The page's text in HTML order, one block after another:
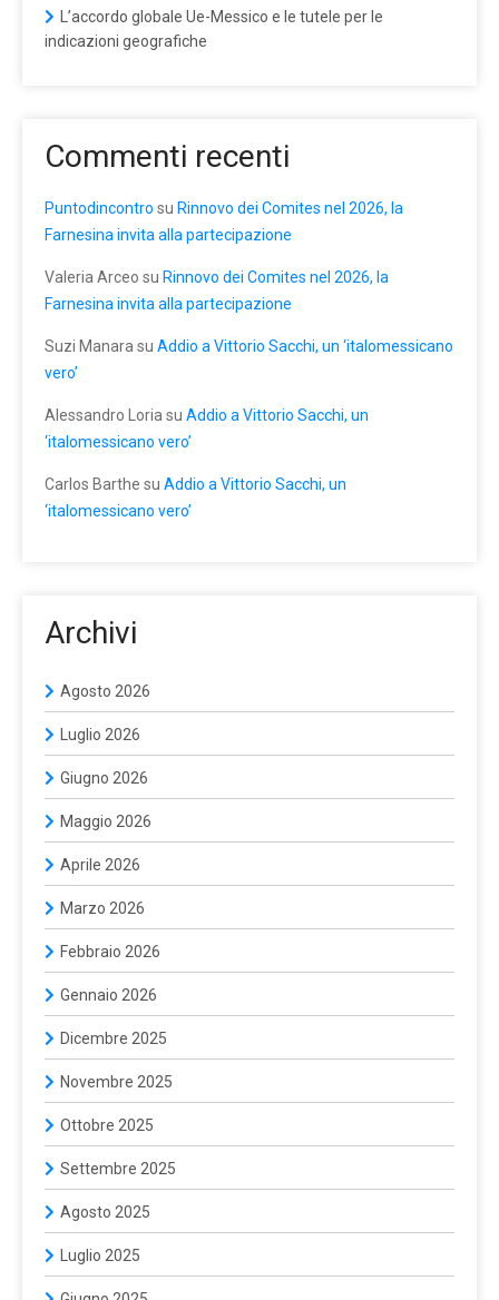
L’accordo globale Ue-Messico e le tutele per le
indicazioni geografiche
Commenti recenti
Puntodincontro su Rinnovo dei Comites nel 2026, la
Farnesina invita alla partecipazione
Valeria Arceo su Rinnovo dei Comites nel 2026, la
Farnesina invita alla partecipazione
Suzi Manara su Addio a Vittorio Sacchi, un ‘italomessicano
vero’
Alessandro Loria su Addio a Vittorio Sacchi, un
‘italomessicano vero’
Carlos Barthe su Addio a Vittorio Sacchi, un
‘italomessicano vero’
Archivi
Agosto 2026
Luglio 2026
Giugno 2026
Maggio 2026
Aprile 2026
Marzo 2026
Febbraio 2026
Gennaio 2026
Dicembre 2025
Novembre 2025
Ottobre 2025
Settembre 2025
Agosto 2025
Luglio 2025